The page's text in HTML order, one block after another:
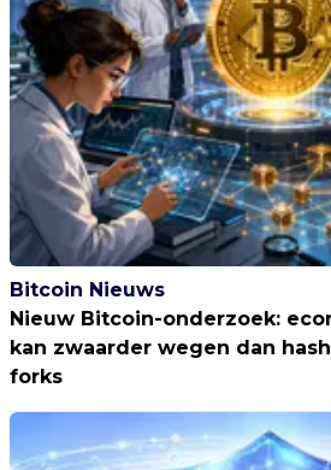
Bitcoin Nieuws
Nieuw Bitcoin-onderzoek:
kan zwaarder wegen dan
forks